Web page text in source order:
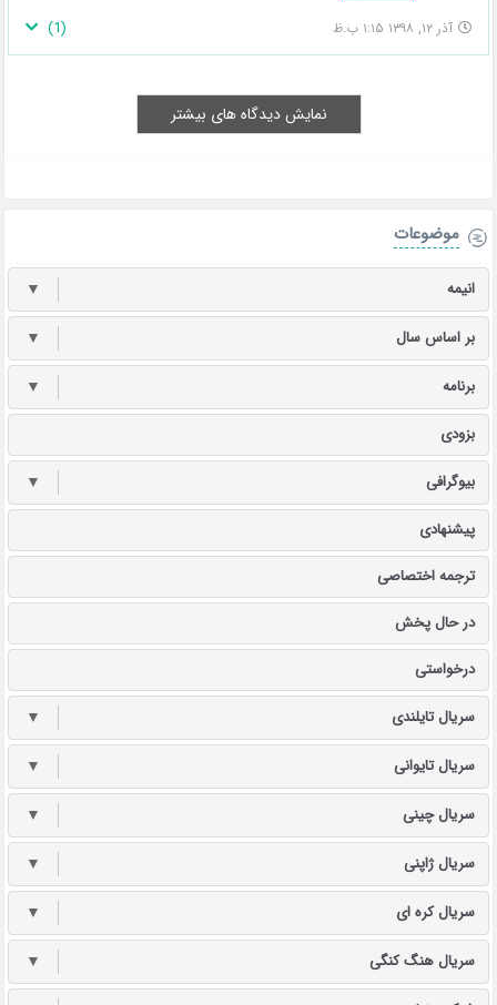
آذر ۱۲, ۱۳۹۸ ۱:۱۵ ب.ظ (
1
)
نمایش دیدگاه های بیشتر
موضوعات
انیمه ▼
بر اساس سال ▼
برنامه ▼
بزودی
بیوگرافی ▼
پیشنهادی
ترجمه اختصاصی
در حال پخش
درخواستی
سریال تایلندی ▼
سریال تایوانی ▼
سریال چینی ▼
سریال ژاپنی ▼
سریال کره ای ▼
سریال هنگ کنگی ▼